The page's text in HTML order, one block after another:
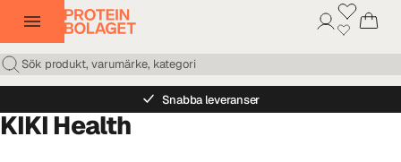
Snabba leveranser
KIKI Health